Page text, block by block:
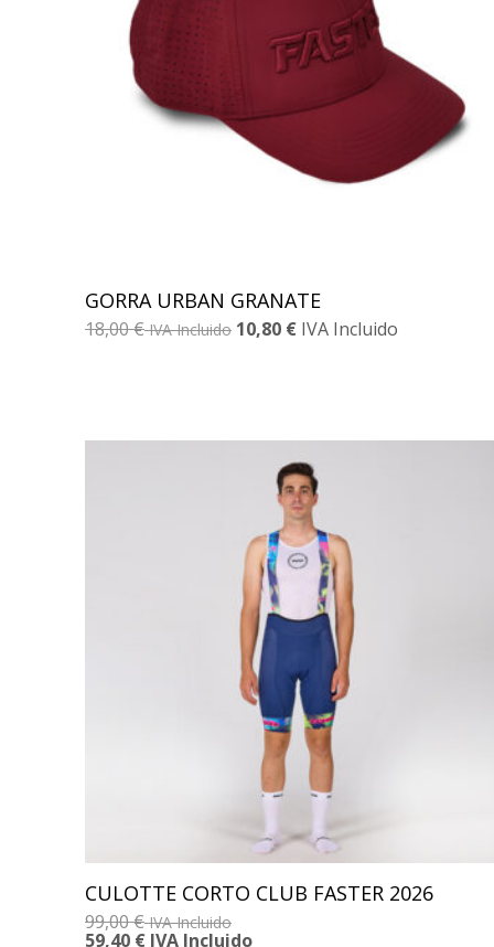
GORRA URBAN GRANATE
18,00€ IVA Incluido 10,80 € IVA Incluido
CULOTTE CORTO CLUB FASTER 2026
99,00€ IVA Incluido
59,40 € IVA Incluido